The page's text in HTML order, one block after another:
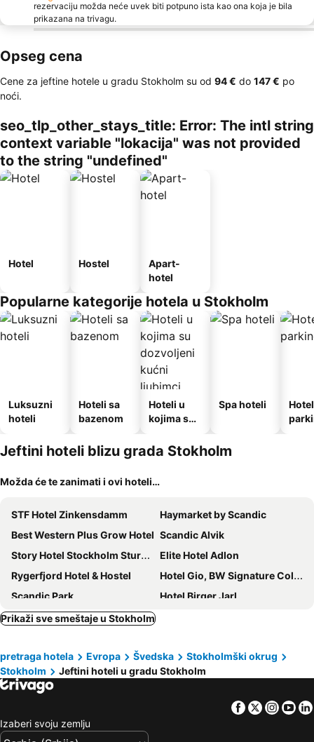
rezervaciju možda neće uvek biti potpuno ista kao ona koja je bila
prikazana na trivagu.
Opseg cena
Cene za jeftine hotele u gradu Stokholm su od ‎94 € do ‎147 € po
noći.
seo_tlp_other_stays_title: Error: The intl string
context variable "lokacija" was not provided
to the string "undefined"
Hotel Hostel
Apart-
hotel
Popularne kategorije hotela u Stokholm
Luksuzni
hoteli
Hoteli sa
bazenom
Hoteli u
kojima su
kućni
ljubimci
Spa hoteli
Jeftini hoteli blizu grada Stokholm
Možda će te zanimati i ovi hoteli…
STF Hotel Zinkensdamm
Haymarket by Scandic
Best Western Plus Grow Hotel Scandic Alvik
Story Hotel Stockholm Stureplan, in JdV by Hyatt
Elite Hotel Adlon
Rygerfjord Hotel & Hostel
Hotel Gio, BW Signature Collection
Scandic Park
Hotel Birger Jarl
Ariston Hotell
Rex Petit
Scandic No 53
Sheraton Stockholm Hotel
Reimersholme Hotel
ProfilHotels Central
Hotell Dialog
Hotel C Stockholm
Castle House Inn
Prikaži sve smeštaje u Stokholm
pretraga hotela Evropa Švedska
Stokholmški okrug
Stokholm
Jeftini hoteli u gradu Stokholm
Facebook
Twitter
Izaberi svoju zemlju